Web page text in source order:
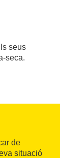
seus
seca.
de
situació